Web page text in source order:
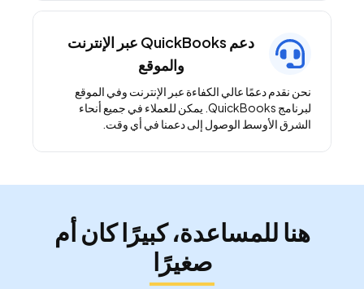
دعم QuickBooks عبر الإنترنت
والموقع
نحن نقدم دعمًا عالي الكفاءة عبر الإنترنت وفي الموقع
لبرنامج QuickBooks. يمكن للعملاء في جميع أنحاء
الشرق الأوسط الوصول إلى دعمنا في أي وقت.
هنا للمساعدة، كبيرًا كان أم
صغيرًا